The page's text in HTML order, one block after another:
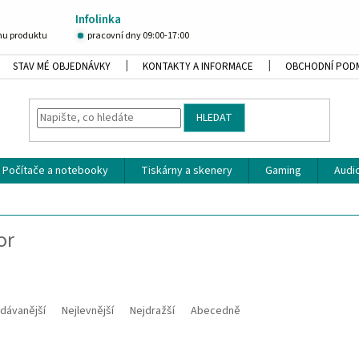
Infolinka
produktu pracovní dny 09:00-17:00
STAV MÉ OBJEDNÁVKY KONTAKTY A INFORMACE OBCHODNÍ
HLEDAT
Počítače a notebooky Tiskárny a skenery Gaming
Nejlevnější Nejdražší Abecedně